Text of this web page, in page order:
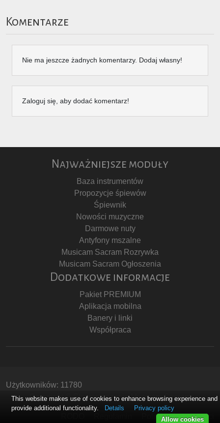
Komentarze
Nie ma jeszcze żadnych komentarzy. Dodaj własny!
Zaloguj się, aby dodać komentarz!
Najważniejsze moduły
Baza instrumentów
Propozycje śpiewów
Śpiewnik
Nowości muzyczne
Darmowe nuty
Antyfony mszalne
Musicam Sacram Rozrywka
Musicam Sacram Ogłoszenia
Dodatkowe informacje
Pakiet PREMIUM
Aplikacja mobilna
Banery i linki
Współpraca
Użytkowników: 11780
Copyright © Stowarzyszenie Musicam Sacram
Polityka Prywatności
This website makes use of cookies to enhance browsing experience and
provide additional functionality.
Details
Privacy policy
Allow cookies